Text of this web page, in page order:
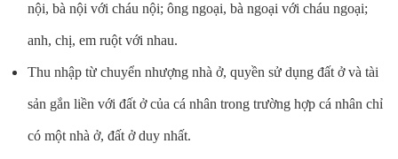
nội, bà nội với cháu nội; ông ngoại, bà ngoại với cháu ngoại;
anh, chị, em ruột với nhau.
Thu nhập từ chuyển nhượng nhà ở, quyền sử dụng đất ở và tài
sản gắn liền với đất ở của cá nhân trong trường hợp cá nhân chỉ
có một nhà ở, đất ở duy nhất.